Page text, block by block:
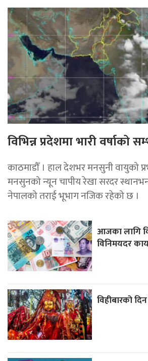
विभिन्न प्रदेशमा भारी वर्षाको
काठमाडौँ । हाल देशभर मनसुनी वायुको
मनसुनको न्यून चापीय रेखा सरदर
नेपालको तराई भूभाग नजिक रहेको छ ।
आजका लागि
विनिमयदर
विहीबारको